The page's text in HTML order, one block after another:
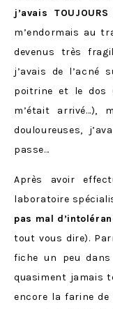
j’avais
m’endormais au
devenus très
j’avais de l’acné
poitrine et le dos
m’était arrivé…),
douloureuses,
passe…
Après avoir
laboratoire
pas mal
tout vous dire).
fiche un peu
quasiment jamais
encore la farine